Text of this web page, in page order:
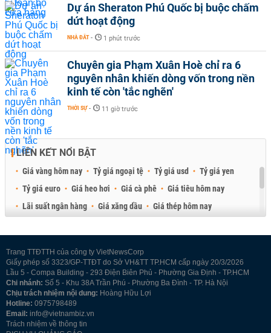
Dự án Sheraton Phú Quốc bị buộc chấm
dứt hoạt động
NHÀ ĐẤT - 1 phút trước
Chuyên gia Phạm Xuân Hoè chỉ ra 6
nguyên nhân khiến dòng vốn trong nền
kinh tế còn 'tắc nghẽn'
THỜI SỰ - 11 giờ trước
LIÊN KẾT NỔI BẬT
Giá vàng hôm nay Tỷ giá ngoại tệ Tỷ giá usd
Tỷ giá yen
Tỷ giá euro
Giá heo hơi Giá cà phê
Giá tiêu hôm nay
Lãi suất ngân hàng
Giá xăng dầu
Giá thép hôm nay
Trang TTĐTTH của công ty VietNewsCorp
Giấy phép số 3323/GP-TTĐT do Sở VH&TT TP.HCM cấp ngày 20/3/2026
Lầu 5 - Compa Building - 293 Điện Biên Phủ - Phường Gia Định - TP.HCM
Chi nhánh: Số 5 - Khu 38A Trần Phú - Phường Ba Đình - TP. Hà Nội
Chịu trách nhiệm nội dung: Hoàng Hữu Lợi
Hotline: 0975798489
Email: info@vietnambiz.vn
Trách nhiệm về thông tin